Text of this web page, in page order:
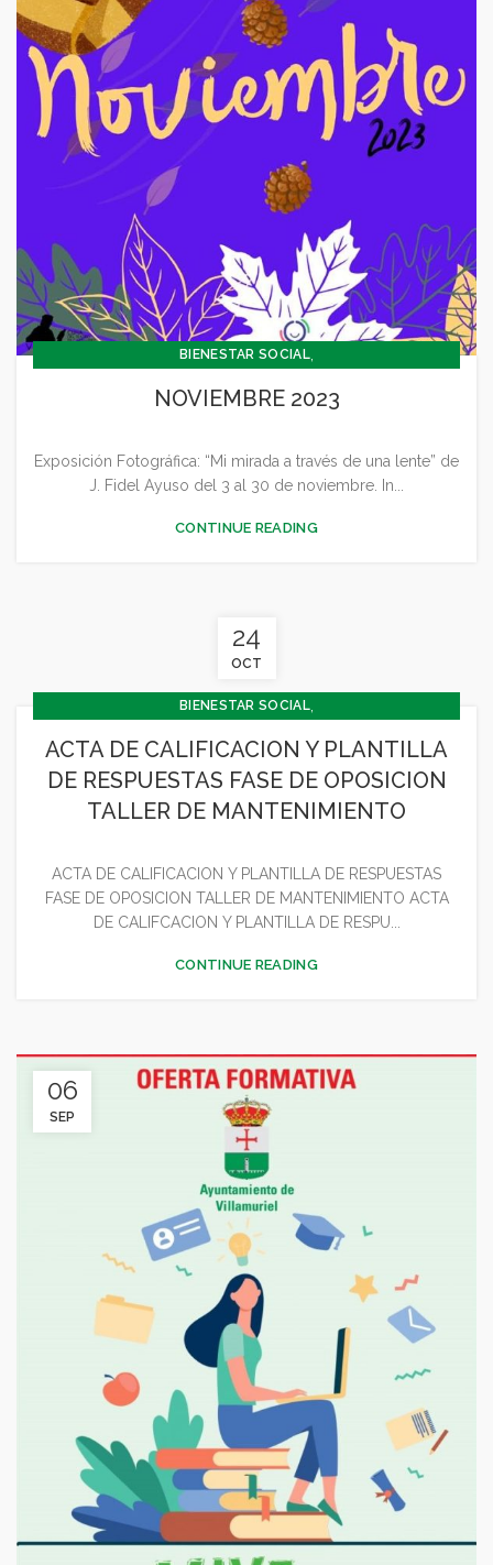
BIENESTAR SOCIAL,
CONCEJALIA CULTURA Y TURISMO
CONCEJALÍA FESTEJOS,
CONCEJALÍA JUVENTUD INFANCIA Y PARTICIPACIÓN
DEPORTES, FESTEJOS
NOVIEMBRE 2023
Exposición Fotográfica: “Mi mirada a través de una lente” de
J. Fidel Ayuso del 3 al 30 de noviembre. In...
CONTINUE READING
24
OCT
BIENESTAR SOCIAL,
CONCEJALÍA ECONOMÍA ,CULTURA , DEPORTES, FESTEJOS,
GENERAL ,JUVENTUD - INFANCIA,MEDIO AMBIENTE
ACTA DE CALIFICACION Y PLANTILLA
DE RESPUESTAS FASE DE OPOSICION
TALLER DE MANTENIMIENTO
ACTA DE CALIFICACION Y PLANTILLA DE RESPUESTAS
FASE DE OPOSICION TALLER DE MANTENIMIENTO ACTA
DE CALIFCACION Y PLANTILLA DE RESPU...
CONTINUE READING
06
SEP